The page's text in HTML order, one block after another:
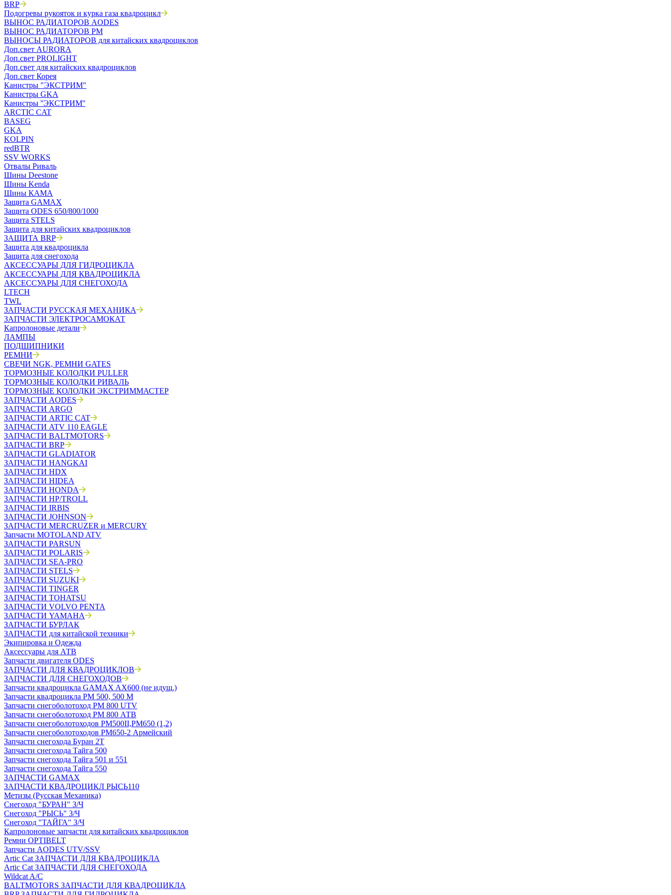
BRP
Подогревы рукояток и курка газа квадроцикл
ВЫНОС РАДИАТОРОВ AODES
ВЫНОС РАДИАТОРОВ РМ
ВЫНОСЫ РАДИАТОРОВ для китайских квадроциклов
Доп.свет AURORA
Доп.свет PROLIGHT
Доп.свет для китайских квадроциклов
Доп.свет Корея
Канистры "ЭКСТРИМ"
Канистры GKA
Канистры ''ЭКСТРИМ''
ARCTIC CAT
BASEG
GKA
KOLPIN
redBTR
SSV WORKS
Отвалы Риваль
Шины Deestone
Шины Kenda
Шины КАМА
Защита GAMAX
Защита ODES 650/800/1000
Защита STELS
Защита для китайских квадроциклов
ЗАЩИТА BRP
Защита для квадроцикла
Защита для снегохода
АКСЕССУАРЫ ДЛЯ ГИДРОЦИКЛА
АКСЕССУАРЫ ДЛЯ КВАДРОЦИКЛА
АКСЕССУАРЫ ДЛЯ СНЕГОХОДА
LTECH
TWL
ЗАПЧАСТИ РУССКАЯ МЕХАНИКА
ЗАПЧАСТИ ЭЛЕКТРОСАМОКАТ
Капролоновые детали
ЛАМПЫ
ПОДШИПНИКИ
РЕМНИ
СВЕЧИ NGK, РЕМНИ GATES
ТОРМОЗНЫЕ КОЛОДКИ PULLER
ТОРМОЗНЫЕ КОЛОДКИ РИВАЛЬ
ТОРМОЗНЫЕ КОЛОДКИ ЭКСТРИММАСТЕР
ЗАПЧАСТИ AODES
ЗАПЧАСТИ ARGO
ЗАПЧАСТИ ARTIC CAT
ЗАПЧАСТИ ATV 110 EAGLE
ЗАПЧАСТИ BALTMOTORS
ЗАПЧАСТИ BRP
ЗАПЧАСТИ GLADIATOR
ЗАПЧАСТИ HANGKAI
ЗАПЧАСТИ HDX
ЗАПЧАСТИ HIDEA
ЗАПЧАСТИ HONDA
ЗАПЧАСТИ HP/TROLL
ЗАПЧАСТИ IRBIS
ЗАПЧАСТИ JOHNSON
ЗАПЧАСТИ MERCRUZER и MERCURY
Запчасти MOTOLAND ATV
ЗАПЧАСТИ PARSUN
ЗАПЧАСТИ POLARIS
ЗАПЧАСТИ SEA-PRO
ЗАПЧАСТИ STELS
ЗАПЧАСТИ SUZUKI
ЗАПЧАСТИ TINGER
ЗАПЧАСТИ TOHATSU
ЗАПЧАСТИ VOLVO PENTA
ЗАПЧАСТИ YAMAHA
ЗАПЧАСТИ БУРЛАК
ЗАПЧАСТИ для китайской техники
Экипировка и Одежда
Аксессуары для АТВ
Запчасти двигателя ODES
ЗАПЧАСТИ ДЛЯ КВАДРОЦИКЛОВ
ЗАПЧАСТИ ДЛЯ СНЕГОХОДОВ
Запчасти квадроцикла GAMAX AX600 (не идущ.)
Запчасти квадроцикла РМ 500, 500 М
Запчасти снегоболотоход РМ 800 UTV
Запчасти снегоболотоход РМ 800 АТВ
Запчасти снегоболотоходов РМ500II,РМ650 (1,2)
Запчасти снегоболотоходов РМ650-2 Армейский
Запчасти снегохода Буран 2Т
Запчасти снегохода Тайга 500
Запчасти снегохода Тайга 501 и 551
Запчасти снегохода Тайга 550
ЗАПЧАСТИ GAMAX
ЗАПЧАСТИ КВАДРОЦИКЛ РЫСЬ110
Метизы (Русская Механика)
Снегоход "БУРАН" З/Ч
Снегоход "РЫСЬ" З/Ч
Снегоход "ТАЙГА" З/Ч
Капролоновые запчасти для китайских квадроциклов
Ремни OPTIBELT
Запчасти AODES UTV/SSV
Artic Cat ЗАПЧАСТИ ДЛЯ КВАДРОЦИКЛА
Artic Cat ЗАПЧАСТИ ДЛЯ СНЕГОХОДА
Wildcat A/C
BALTMOTORS ЗАПЧАСТИ ДЛЯ КВАДРОЦИКЛА